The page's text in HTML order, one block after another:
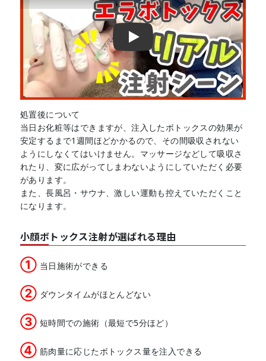
Play
処置後について
当日お化粧等はできますが、注入したボトックスの効果が
安定するまで1週間ほどかかるので、その間吸収されない
ようにしなくてはいけません。マッサージなどして吸収さ
れたり、変に広がってしまわないようにしていただく必要
があります。
また、長風呂・サウナ、激しい運動も控えていただくこと
になります。
小顔ボトックス注射が選ばれる理由
① 当日施術ができる
② ダウンタイムがほとんどない
③ 短時間での施術（最短で5分ほど）
④ 筋肉量に応じたボトックス量を注入できる